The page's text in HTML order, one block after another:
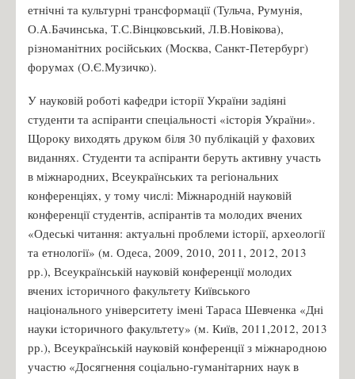
етнічні та культурні трансформації (Тульча, Румунія,
О.А.Бачинська, Т.С.Вінцковський, Л.В.Новікова),
різноманітних російських (Москва, Санкт-Петербург)
форумах (О.Є.Музичко).
У науковій роботі кафедри історії України задіяні
студенти та аспіранти спеціальності «історія України».
Щороку виходять друком біля 30 публікацій у фахових
виданнях. Студенти та аспіранти беруть активну участь
в міжнародних, Всеукраїнських та регіональних
конференціях, у тому числі: Міжнародній науковій
конференції студентів, аспірантів та молодих вчених
«Одеські читання: актуальні проблеми історії, археології
та етнології» (м. Одеса, 2009, 2010, 2011, 2012, 2013
рр.), Всеукраїнській науковій конференції молодих
вчених історичного факультету Київського
національного університету імені Тараса Шевченка «Дні
науки історичного факультету» (м. Київ, 2011,2012, 2013
рр.), Всеукраїнській науковій конференції з міжнародною
участю «Досягнення соціально-гуманітарних наук в